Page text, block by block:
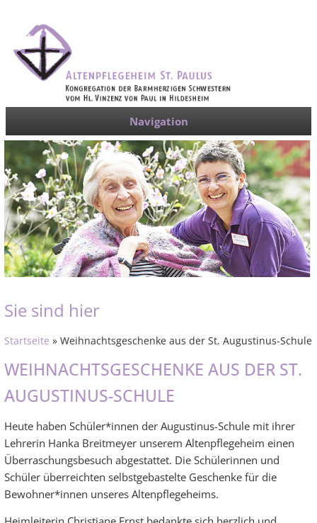
Navigation
Sie sind hier
Startseite » Weihnachtsgeschenke aus der St. Augustinus-Schule
WEIHNACHTSGESCHENKE AUS DER ST.
AUGUSTINUS-SCHULE
Heute haben Schüler*innen der Augustinus-Schule mit ihrer
Lehrerin Hanka Breitmeyer unserem Altenpflegeheim einen
Überraschungsbesuch abgestattet. Die Schülerinnen und
Schüler überreichten selbstgebastelte Geschenke für die
Bewohner*innen unseres Altenpflegeheims.